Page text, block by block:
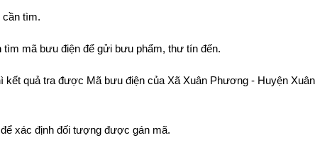
cần tìm.
mã bưu điện để gửi bưu phẩm, thư tín đến.
quả tra được Mã bưu điện của Xã Xuân Phương - Huyện Xuân
xác định đối tượng được gán mã.